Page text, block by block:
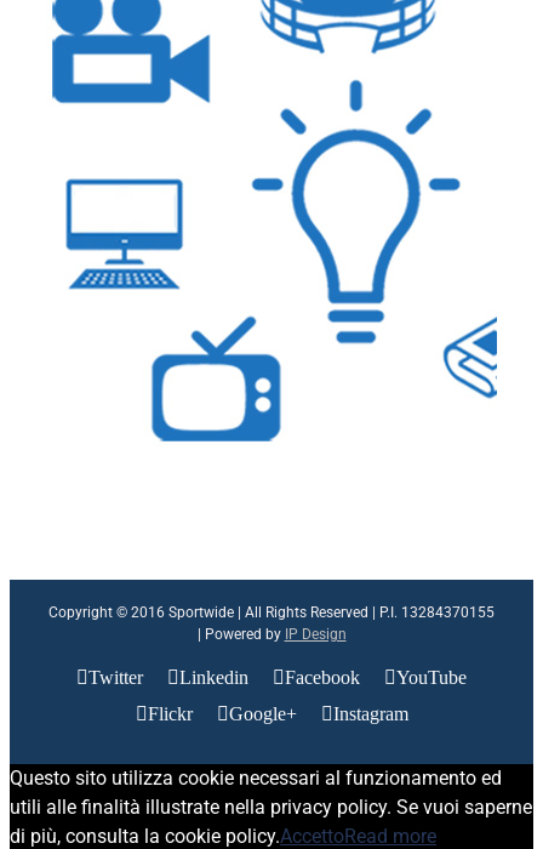
Copyright © 2016 Sportwide | All Rights Reserved | P.I. 13284370155
| Powered by IP Design
Twitter Linkedin Facebook
YouTube
Flickr
Google+ Instagram
Questo sito utilizza cookie necessari al funzionamento ed
utili alle finalità illustrate nella privacy policy. Se vuoi saperne
di più, consulta la cookie policy.AccettoRead more